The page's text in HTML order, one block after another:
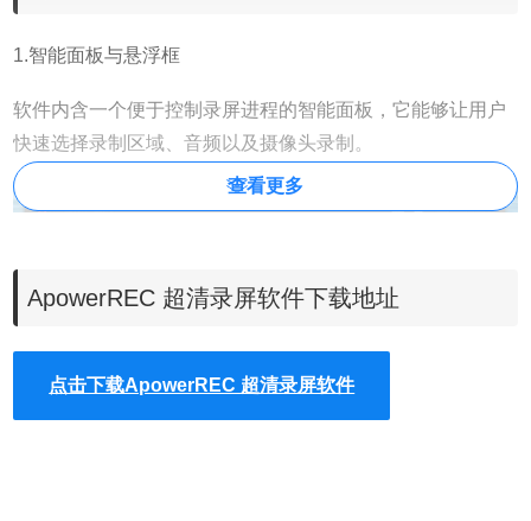
1.智能面板与悬浮框
软件内含一个便于控制录屏进程的智能面板，它能够让用户
快速选择录制区域、音频以及摄像头录制。
开启录制后，会出现一个悬浮框。如果不需要使用它，将其
拖至电脑屏幕侧边就会自动隐藏。然后再将鼠标移至相应位
查看更多
ApowerREC 超清录屏软件下载地址
点击下载ApowerREC 超清录屏软件